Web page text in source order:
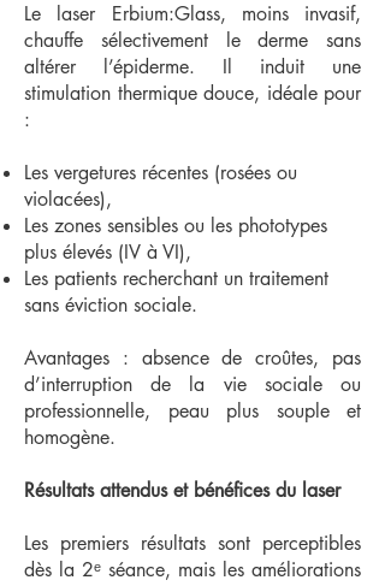
Le laser Erbium:Glass, moins invasif,
chauffe sélectivement le derme sans
altérer l’épiderme. Il induit une
stimulation thermique douce, idéale pour
:
Les vergetures récentes (rosées ou
violacées),
Les zones sensibles ou les phototypes
plus élevés (IV à VI),
Les patients recherchant un traitement
sans éviction sociale.
Avantages : absence de croûtes, pas
d’interruption de la vie sociale ou
professionnelle, peau plus souple et
homogène.
Résultats attendus et bénéfices du laser
Les premiers résultats sont perceptibles
dès la 2ᵉ séance, mais les améliorations